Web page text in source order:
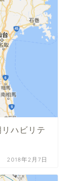
ハビリテ
2018年2月7日